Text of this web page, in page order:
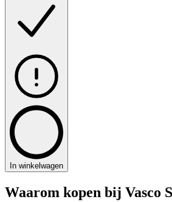
In winkelwagen
Waarom kopen bij Vasco